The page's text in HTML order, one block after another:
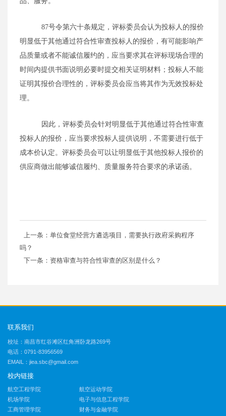
87号令第六十条规定，评标委员会认为投标人的报价
明显低于其他通过符合性审查投标人的报价，有可能影响产
品质量或者不能诚信履约的，应当要求其在评标现场合理的
时间内提供书面说明必要时提交相关证明材料；投标人不能
证明其报价合理性的，评标委员会应当将其作为无效投标处
理。
因此，评标委员会针对明显低于其他通过符合性审查
投标人的报价，应当要求投标人提供说明，不需要进行低于
成本价认定。评标委员会可以让明显低于其他投标人报价的
供应商做出能够诚信履约、质量服务符合要求的承诺函。
上一条：单位食堂经营方遴选项目，需要执行政府采购程序
吗？
下一条：资格审查与符合性审查的区别是什么？
联系我们
校址：南昌市红谷滩区红角洲卧龙路269号
电话：0791-83956569
EMAIL：jiea.sbc@gmail.com
校内链接
航空工程学院
航空运动学院
机场学院
电子与信息工程学院
工商管理学院
财务与金融学院